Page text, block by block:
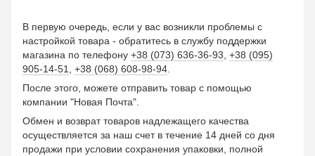
В первую очередь, если у вас возникли проблемы с
настройкой товара - обратитесь в службу поддержки
магазина по телефону +38 (073) 636-36-93 +38 (095)
905-14-51
+38 (068) 608-98-94
После этого, можете отправить товар с помощью
компании "Новая Почта".
Обмен и возврат товаров надлежащего качества
осуществляется за наш счет в течение 14 дней со дня
продажи при условии сохранения упаковки, полной